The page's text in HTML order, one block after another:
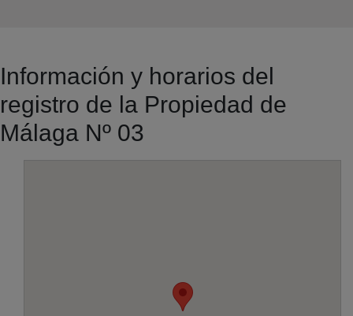
Información y horarios del
registro de la Propiedad de
Málaga Nº 03